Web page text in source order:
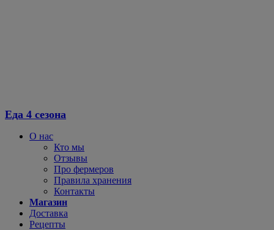
Еда 4 сезона
О нас
Кто мы
Отзывы
Про фермеров
Правила хранения
Контакты
Магазин
Доставка
Рецепты